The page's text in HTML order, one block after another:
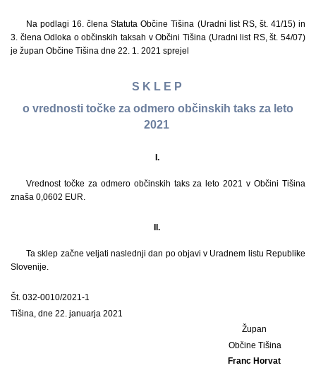
Na podlagi 16. člena Statuta Občine Tišina (Uradni list RS, št. 41/15) in
3. člena Odloka o občinskih taksah v Občini Tišina (Uradni list RS, št. 54/07)
je župan Občine Tišina dne 22. 1. 2021 sprejel
S K L E P
o vrednosti točke za odmero občinskih taks za leto
2021
I.
Vrednost točke za odmero občinskih taks za leto 2021 v Občini Tišina
znaša 0,0602 EUR.
II.
Ta sklep začne veljati naslednji dan po objavi v Uradnem listu Republike
Slovenije.
Št. 032-0010/2021-1
Tišina, dne 22. januarja 2021
Župan
Občine Tišina
Franc Horvat